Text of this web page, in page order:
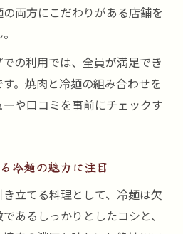
両方にこだわりがある店舗を
の利用では、全員が満足でき
。焼肉と冷麺の組み合わせを
や口コミを事前にチェックす
冷麺の魅力に注目
立てる料理として、冷麺は欠
あるしっかりとしたコシと、